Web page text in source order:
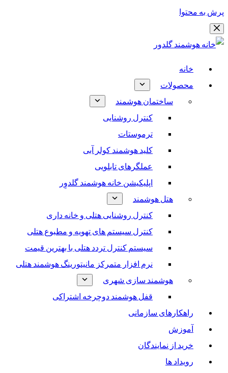
پرش به محتوا
خانه
محصولات
ساختمان هوشمند
کنترل روشنایی
ترموستات
کلید هوشمند کولر آبی
عملگرهای تابلویی
اپلیکیشن خانه هوشمند گلدوِر
هتل هوشمند
کنترل روشنایی هتلی و خانه داری
کنترل سیستم های تهویه و مطبوع هتلی
سیستم کنترل تردد هتلی با بهترین قیمت
نرم افزار متمرکز مانیتورینگ هوشمند هتلی
هوشمند سازی شهری
قفل هوشمند دوچرخه اشتراکی
راهکارهای سازمانی
آموزش
خرید از نمایندگان
رویداد ها